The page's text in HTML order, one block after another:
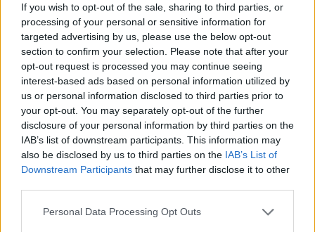
If you wish to opt-out of the sale, sharing to third parties, or
processing of your personal or sensitive information for
targeted advertising by us, please use the below opt-out
section to confirm your selection. Please note that after your
opt-out request is processed you may continue seeing
interest-based ads based on personal information utilized by
us or personal information disclosed to third parties prior to
your opt-out. You may separately opt-out of the further
disclosure of your personal information by third parties on the
IAB’s list of downstream participants. This information may
also be disclosed by us to third parties on the IAB’s List of
Downstream Participants that may further disclose it to other
Personal Data Processing Opt Outs
Demeter Zoltán (balról) és Bálint Csaba (jobbról) a
köpeci szil elhivatott védelmezői